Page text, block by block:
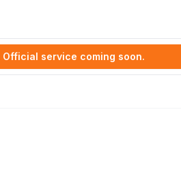
service coming soon.